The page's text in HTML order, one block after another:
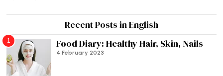
Recent Posts in English
1 Food Diary: Healthy Hair, Skin, Nails
4 February 2023